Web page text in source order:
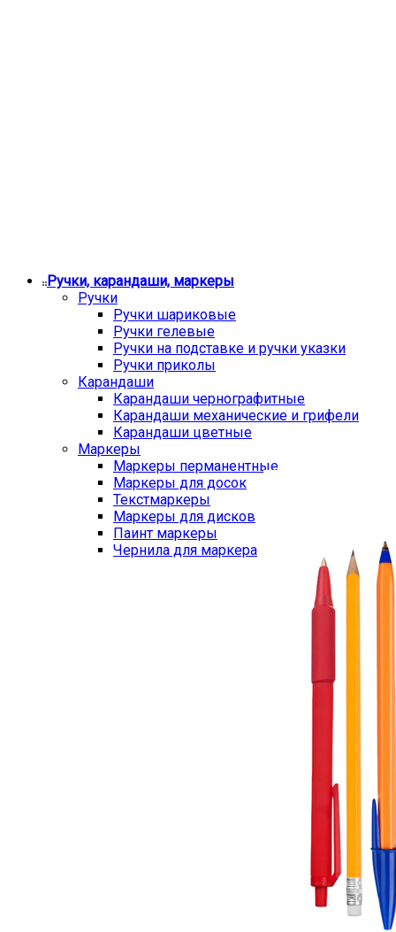
Ручки, карандаши, маркеры
Ручки
Ручки шариковые
Ручки гелевые
Ручки на подставке и ручки указки
Ручки приколы
Карандаши
Карандаши чернографитные
Карандаши механические и грифели
Карандаши цветные
Маркеры
Маркеры перманентные
Маркеры для досок
Текстмаркеры
Маркеры для дисков
Паинт маркеры
Чернила для маркера